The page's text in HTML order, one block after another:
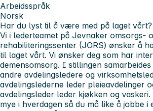
Arbeidsspråk
Norsk
Har du lyst til å være med på laget vårt?
Vi i lederteamet på Jevnaker omsorgs-
rehabiliteringssenter (JORS) ønsker å
til laget vårt. Vi ønsker deg som har
demensomsorg. I stillingen
andre avdelingsledere og
avdelingslederne leder pleieavdelinger
avdelingsleder leder kjøkken og vaskeri.
mye i hverdagen så du må like å jobbe i